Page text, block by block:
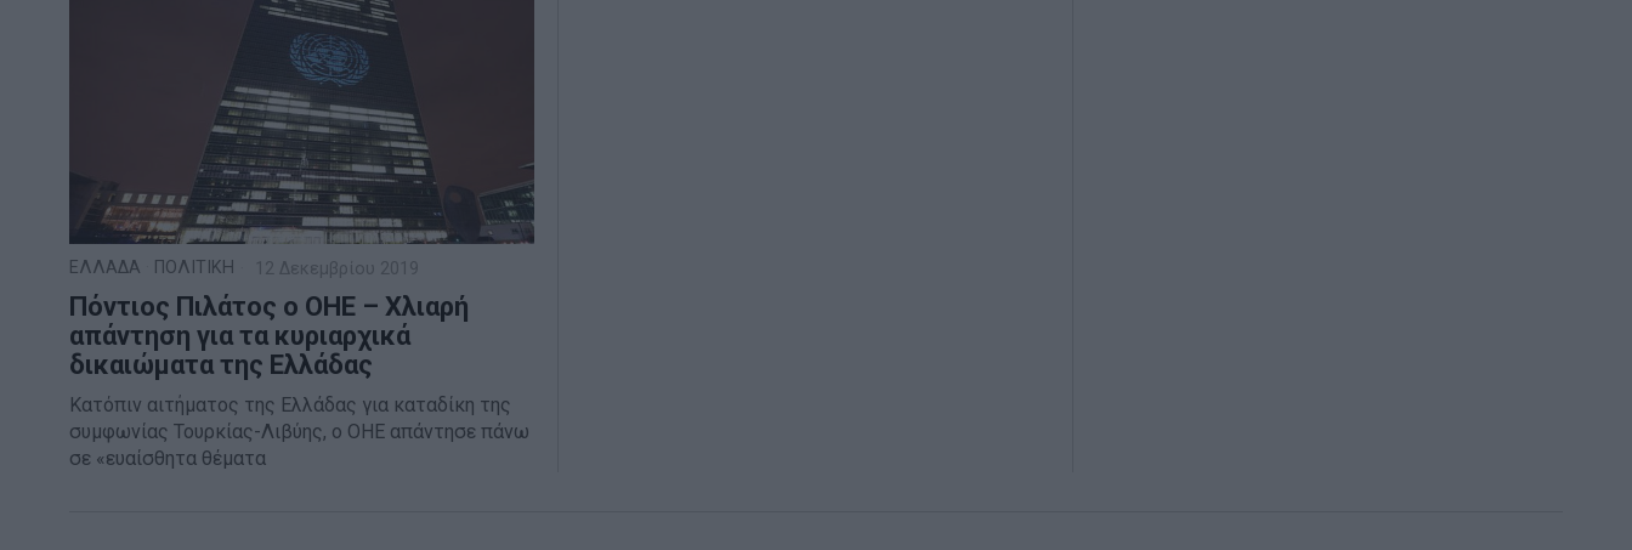
ΕΛΛΑΔΑ ΠΟΛΙΤΙΚΗ 12 Δεκεμβρίου 2019
Πόντιος Πιλάτος ο ΟΗΕ – Χλιαρή
απάντηση για τα κυριαρχικά
δικαιώματα της Ελλάδας
Κατόπιν αιτήματος της Ελλάδας για καταδίκη της
συμφωνίας Τουρκίας-Λιβύης, ο ΟΗΕ απάντησε πάνω
σε «ευαίσθητα θέματα